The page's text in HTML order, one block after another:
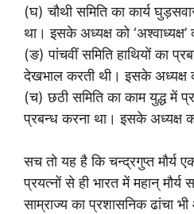
(घ) चौथी समिति का कार्य
था। इसके अध्यक्ष को
(ङ) पांचवीं समिति हाथियों का
देखभाल करती थी। इसके अध्यक्ष
(च) छठी समिति का काम युद्ध में
प्रबन्ध करना था। इसके अध्यक्ष
सच तो यह है कि चन्द्रगुप्त मौर्य
प्रयत्नों से ही भारत में महान् मौर्य
साम्राज्य का प्रशासनिक ढांचा